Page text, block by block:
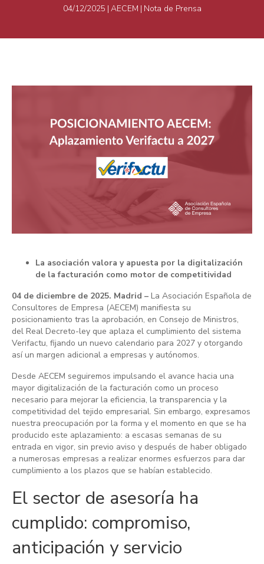
04/12/2025 | AECEM | Nota de Prensa
La asociación valora y apuesta por la digitalización
de la facturación como motor de competitividad
04 de diciembre de 2025. Madrid – La Asociación Española de
Consultores de Empresa (AECEM) manifiesta su
posicionamiento tras la aprobación, en Consejo de Ministros,
del Real Decreto-ley que aplaza el cumplimiento del sistema
Verifactu, fijando un nuevo calendario para 2027 y otorgando
así un margen adicional a empresas y autónomos.
Desde AECEM seguiremos impulsando el avance hacia una
mayor digitalización de la facturación como un proceso
necesario para mejorar la eficiencia, la transparencia y la
competitividad del tejido empresarial. Sin embargo, expresamos
nuestra preocupación por la forma y el momento en que se ha
producido este aplazamiento: a escasas semanas de su
entrada en vigor, sin previo aviso y después de haber obligado
a numerosas empresas a realizar enormes esfuerzos para dar
cumplimiento a los plazos que se habían establecido.
El sector de asesoría ha
cumplido: compromiso,
anticipación y servicio